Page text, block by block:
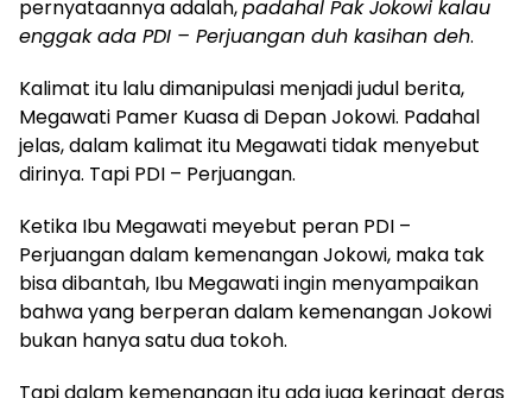
pernyataannya adalah,padahal Pak Jokowi kalau
enggak ada PDI – Perjuangan duh kasihan deh.
Kalimat itu lalu dimanipulasi menjadi judul berita,
Megawati Pamer Kuasa di Depan Jokowi. Padahal
jelas, dalam kalimat itu Megawati tidak menyebut
dirinya. Tapi PDI – Perjuangan.
Ketika Ibu Megawati meyebut peran PDI –
Perjuangan dalam kemenangan Jokowi, maka tak
bisa dibantah, Ibu Megawati ingin menyampaikan
bahwa yang berperan dalam kemenangan Jokowi
bukan hanya satu dua tokoh.